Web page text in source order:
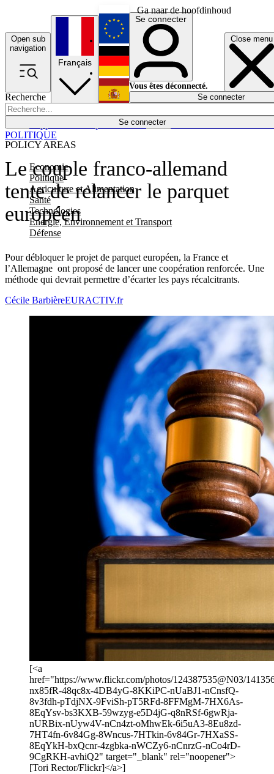
Ga naar de hoofdinhoud
Open sub
navigation
Close menu
Recherche
Se connecter
POLICY AREAS
Economie
Politique
Agriculture et Alimentation
Santé
Technologies
Energie, Environnement et Transport
Défense
Économie
Français
English
Deutsch
Español
Se connecter
Vous êtes déconnecté.
Se connecter
Le couple franco-allemand
tente de relancer le parquet
européen
Pour débloquer le projet de parquet européen, la France et
l’Allemagne ont proposé de lancer une coopération renforcée. Une
méthode qui devrait permettre d’écarter les pays récalcitrants.
POLITIQUE
Cécile BarbièreEURACTIV.fr
[<a
href="https://www.flickr.com/photos/124387535@N03/
nx85fR-48qc8x-4DB4yG-8KKiPC-nUaBJ1-nCnsfQ-
8v3fdh-pTdjNX-9FviSh-pT5RFd-8FFMgM-7HX6As-
8EqYsv-bs3KXB-59wzyg-e5D4jG-q8nRSf-6gwRja-
nURBix-nUyw4V-nCn4zt-oMhwEk-6i5uA3-8Eu8zd-
7HT4fn-6v84Gg-8Wncus-7HTkin-6v84Gr-7HXaSS-
8EqYkH-bxQcnr-4zgbka-nWCZy6-nCnrzG-nCo4rD-
9CgRKH-avhiQ2" target="_blank" rel="noopener">
[Tori Rector/Flickr]</a>]